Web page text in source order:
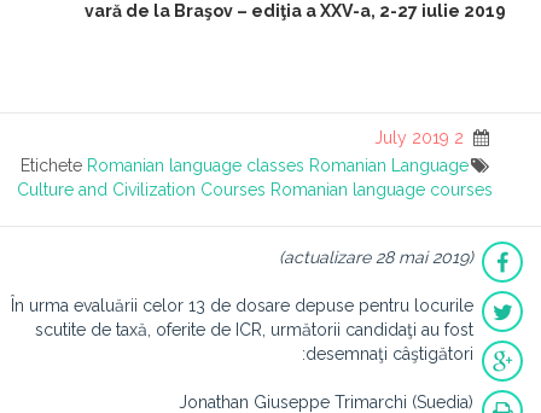
vară de la Braşov – ediţia a XXV-a, 2-27 iulie 2019
Etichete Romanian language classes Romanian Language
Culture and Civilization Courses Romanian language courses
(actualizare 28 mai 2019)
În urma evaluării celor 13 de dosare depuse pentru locurile
scutite de taxă, oferite de ICR, următorii candidaţi au fost
desemnaţi câştigători:
Jonathan Giuseppe Trimarchi (Suedia)